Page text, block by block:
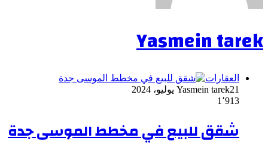
Yasmein tarek
العقارات
Yasmein tarek21 يوليو، 2024
1٬913
شقق للبيع في مخطط الموسى جدة